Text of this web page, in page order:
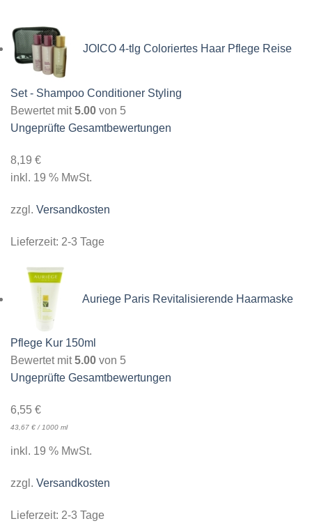
JOICO 4-tlg Coloriertes Haar Pflege Reise
Set - Shampoo Conditioner Styling
Bewertet mit5.00 von 5
Ungeprüfte Gesamtbewertungen
8,19 €
inkl. 19 % MwSt.
zzgl. Versandkosten
Lieferzeit: 2-3 Tage
Auriege Paris Revitalisierende Haarmaske
Pflege Kur 150ml
Bewertet mit5.00 von 5
Ungeprüfte Gesamtbewertungen
6,55 €
43,67 € / 1000 ml
inkl. 19 % MwSt.
zzgl. Versandkosten
Lieferzeit: 2-3 Tage